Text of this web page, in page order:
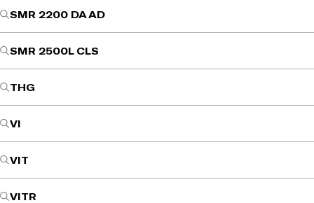
SMR 2200 DA AD
SMR 2500L CLS
THG
VI
VIT
VITR